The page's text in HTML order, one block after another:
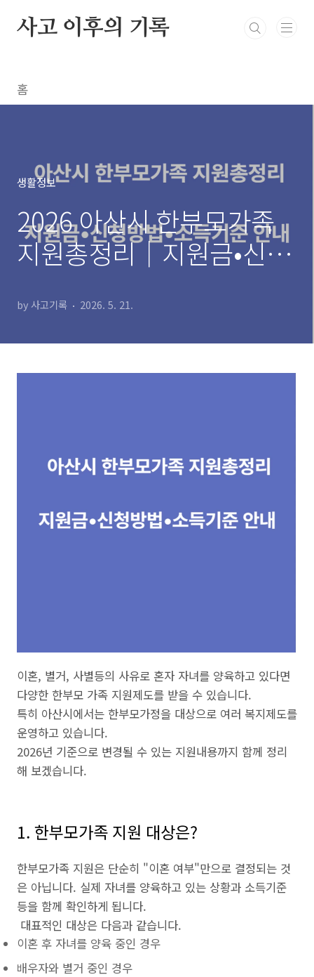
본문 바로가기
사고 이후의 기록
홈
생활정보
2026 아산시 한부모가족
지원총정리｜지원금•신청
by 사고기록 2026. 5. 21.
이혼, 별거, 사별등의 사유로 혼자 자녀를 양육하고 있다면
다양한 한부모 가족 지원제도를 받을 수 있습니다.
특히 아산시에서는 한부모가정을 대상으로 여러 복지제도를
운영하고 있습니다.
2026년 기준으로 변경될 수 있는 지원내용까지 함께 정리
해 보겠습니다.
1. 한부모가족 지원 대상은?
한부모가족 지원은 단순히 "이혼 여부"만으로 결정되는 것
은 아닙니다. 실제 자녀를 양육하고 있는 상황과 소득기준
등을 함께 확인하게 됩니다.
대표적인 대상은 다음과 같습니다.
이혼 후 자녀를 양육 중인 경우
배우자와 별거 중인 경우